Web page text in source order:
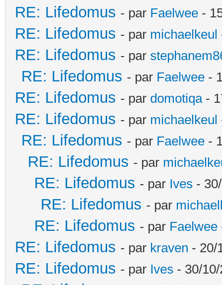
RE: Lifedomus - par Faelwee -
RE: Lifedomus - par michaelkeul
RE: Lifedomus - par
RE: Lifedomus - par Faelwee -
RE: Lifedomus - par domotiqa-
RE: Lifedomus - par michaelkeul
RE: Lifedomus - par Faelwee -
RE: Lifedomus - par
RE: Lifedomus - par Ives -
RE: Lifedomus - par
RE: Lifedomus - par Faelwee
RE: Lifedomus - par kraven - 20/
RE: Lifedomus - par Ives - 30/